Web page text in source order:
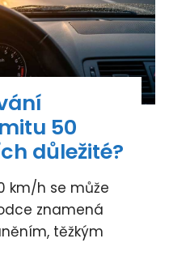
50
důležité?
km/h se může
znamená
těžkým